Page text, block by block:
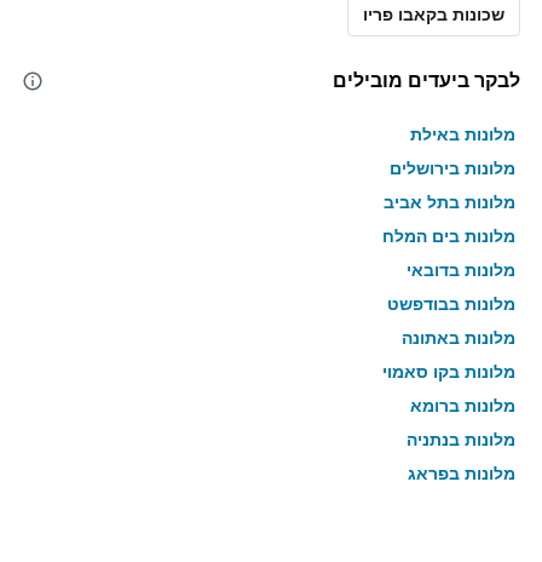
שכונות בקאבו פריו
לבקר ביעדים מובילים
מלונות באילת
מלונות בירושלים
מלונות בתל אביב
מלונות בים המלח
מלונות בדובאי
מלונות בבודפשט
מלונות באתונה
מלונות בקו סאמוי
מלונות ברומא
מלונות בנתניה
מלונות בפראג